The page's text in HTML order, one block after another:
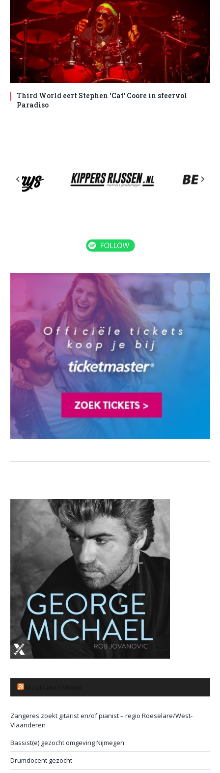
Third World eert Stephen ‘Cat’ Coore in sfeervol
Paradiso
Zangeres zoekt gitarist en/of pianist – regio Roeselare/West-
Vlaanderen
Bassist(e) gezocht omgeving Nijmegen
Drumdocent gezocht